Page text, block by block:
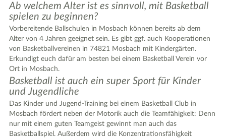
6
3
2
Ab welchem Alter ist es sinnvoll, mit Basketball
spielen zu beginnen?
Vorbereitende Ballschulen in Mosbach können bereits ab dem
Alter von 4 Jahren geeignet sein. Es gibt ggf. auch Kooperationen
von Basketballvereinen in 74821 Mosbach mit Kindergärten.
Erkundigt euch dafür am besten bei einem Basketball Verein vor
Ort in Mosbach.
Basketball ist auch ein super Sport für Kinder
und Jugendliche
Das Kinder und Jugend-Training bei einem Basketball Club in
Mosbach fördert neben der Motorik auch die Teamfähigkeit: Denn
nur mit einem guten Teamgeist gewinnt man auch das
Basketballspiel. Außerdem wird die Konzentrationsfähigkeit